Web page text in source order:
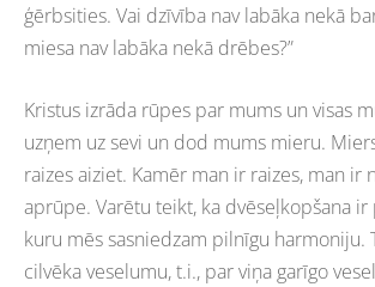
ģērbsities. Vai dzīvība nav labāka nekā
miesa nav labāka nekā drēbes?”
Kristus izrāda rūpes par mums un visas
uzņem uz sevi un dod mums mieru.
raizes aiziet. Kamēr man ir raizes, man ir
aprūpe. Varētu teikt, ka dvēseļkopšana ir
kuru mēs sasniedzam pilnīgu harmoniju.
cilvēka veselumu, t.i., par viņa garīgo